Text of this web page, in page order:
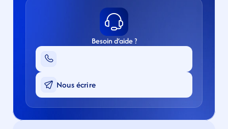
Besoin d’aide ?
Nous écrire